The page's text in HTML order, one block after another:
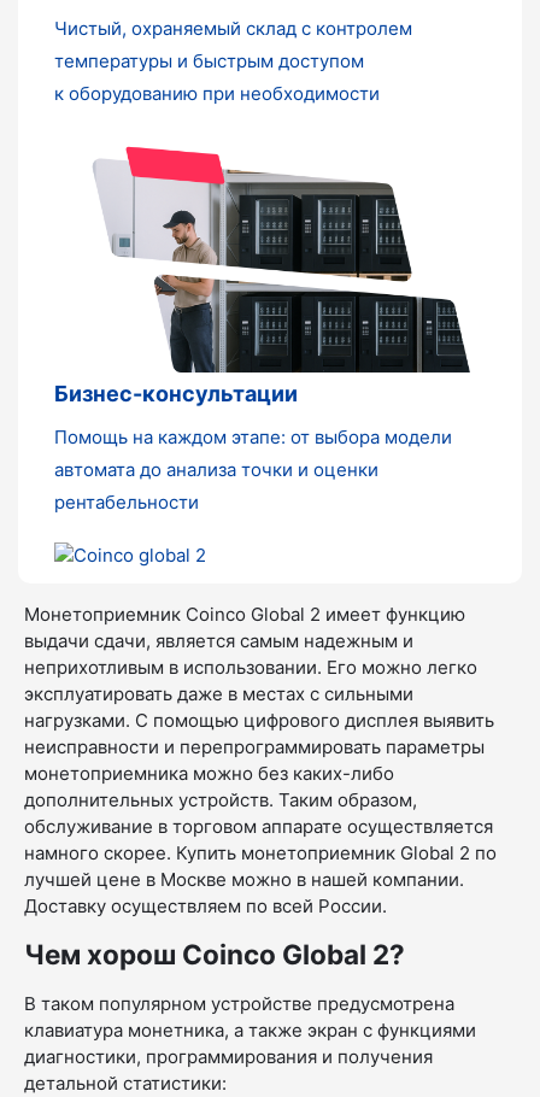
Чистый, охраняемый склад с контролем
температуры и быстрым доступом
к оборудованию при необходимости
Бизнес-консультации
Помощь на каждом этапе: от выбора модели
автомата до анализа точки и оценки
рентабельности
Монетоприемник Coinco Global 2 имеет функцию
выдачи сдачи, является самым надежным и
неприхотливым в использовании. Его можно легко
эксплуатировать даже в местах с сильными
нагрузками. С помощью цифрового дисплея выявить
неисправности и перепрограммировать параметры
монетоприемника можно без каких-либо
дополнительных устройств. Таким образом,
обслуживание в торговом аппарате осуществляется
намного скорее. Купить монетоприемник Global 2 по
лучшей цене в Москве можно в нашей компании.
Доставку осуществляем по всей России.
Чем хорош Coinco Global 2?
В таком популярном устройстве предусмотрена
клавиатура монетника, а также экран с функциями
диагностики, программирования и получения
детальной статистики: